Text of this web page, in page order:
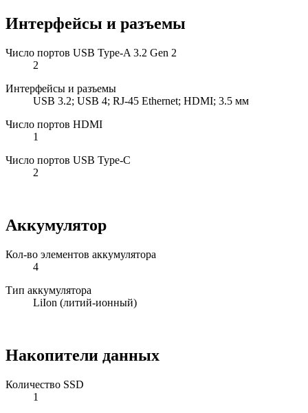
Интерфейсы и разъемы
Число портов USB Type-A 3.2 Gen 2
2
Интерфейсы и разъемы
USB 3.2; USB 4; RJ-45 Ethernet; HDMI; 3.5 мм
Число портов HDMI
1
Число портов USB Type-C
2
Аккумулятор
Кол-во элементов аккумулятора
4
Тип аккумулятора
LiIon (литий-ионный)
Накопители данных
Количество SSD
1